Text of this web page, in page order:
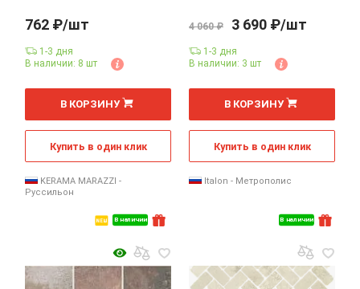
В наличии
762 ₽/шт
1-3 дня
В наличии: 8 шт
шт
В КОРЗИНУ
Купить в один клик
KERAMA MARAZZI -
Руссильон
В наличии
4 060 ₽ 3 690 ₽/шт
1-3 дня
В наличии: 3 шт
шт
В КОРЗИНУ
Купить в один клик
Italon - Метрополис